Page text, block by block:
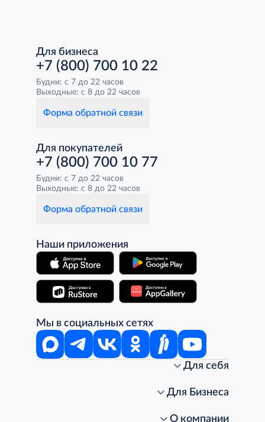
Для бизнеса
+7 (800) 700 10 22
Будни: с 7 до 22 часов
Выходные: с 8 до 22 часов
Форма обратной связи
Для покупателей
+7 (800) 700 10 77
Будни: с 7 до 22 часов
Выходные: с 8 до 22 часов
Форма обратной связи
Наши приложения
Мы в социальных сетях
Для себя
Стань клиентом METRO
Для Бизнеса
О компании